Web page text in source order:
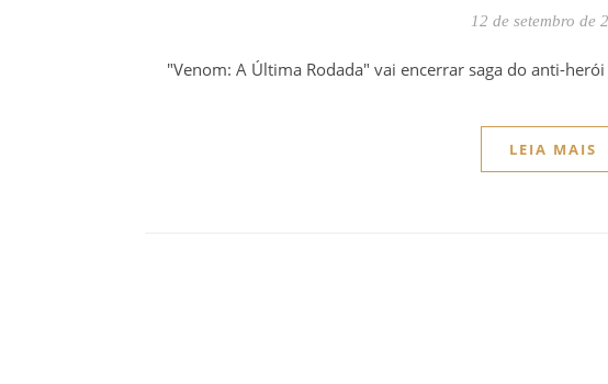
12 de setembro de
"Venom: A Última Rodada" vai encerrar saga do anti-
LEIA MAIS